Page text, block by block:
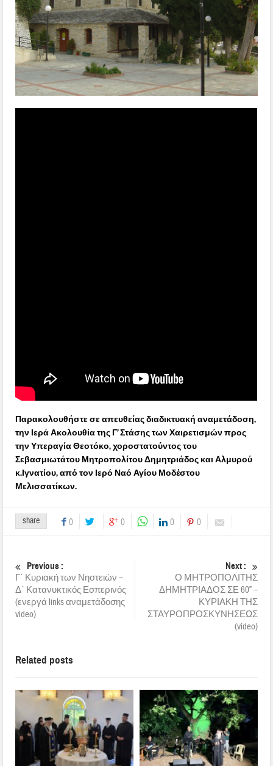
Παρακολουθήστε σε απευθείας διαδικτυακή αναμετάδοση,
την Ιερά Ακολουθία της Γ’ Στάσης των Χαιρετισμών προς
την Υπεραγία Θεοτόκο, χοροστατούντος του
Σεβασμιωτάτου Μητροπολίτου Δημητριάδος και Αλμυρού
κ.Ιγνατίου, από τον Ιερό Ναό Αγίου Μοδέστου
Μελισσατίκων.
share 0 0 0 0
Previous :
Γ΄ Κυριακή των Νηστειών –
Δ΄ Κατανυκτικός Εσπερινός
(ενεργά links αναμετάδοσης
video)
Next :
Ο ΜΗΤΡΟΠΟΛΙΤΗΣ
ΔΗΜΗΤΡΙΑΔΟΣ ΣΕ 60” –
ΚΥΡΙΑΚΗ ΤΗΣ
ΣΤΑΥΡΟΠΡΟΣΚΥΝΗΣΕΩΣ
(video)
Related posts